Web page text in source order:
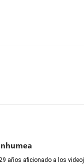
años aficionado a los